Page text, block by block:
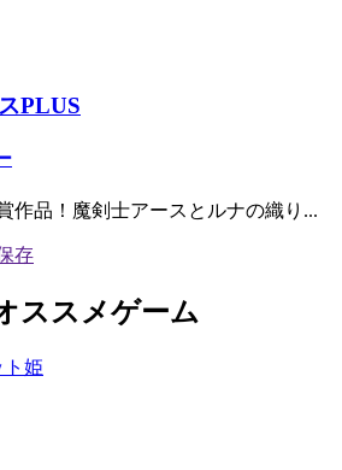
PLUS
作品！魔剣士アースとルナの織り...
ススメゲーム